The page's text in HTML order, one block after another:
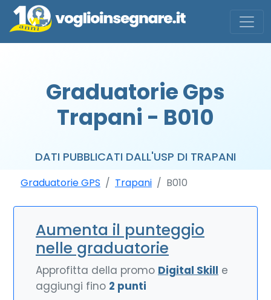
Graduatorie Gps
Trapani - B010
DATI PUBBLICATI DALL'USP DI TRAPANI
Graduatorie GPS Trapani B010
Aumenta il punteggio
nelle graduatorie
Approfitta della promo Digital Skill e
aggiungi fino 2 punti